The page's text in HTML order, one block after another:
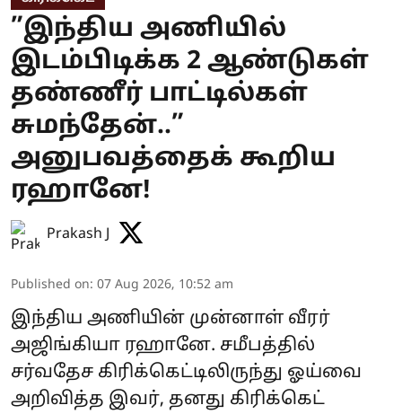
”இந்திய அணியில்
இடம்பிடிக்க 2 ஆண்டுகள்
தண்ணீர் பாட்டில்கள்
சுமந்தேன்..”
அனுபவத்தைக் கூறிய
ரஹானே!
Prakash J
Published on: 07 Aug 2026, 10:52 am
இந்திய அணியின் முன்னாள் வீரர்
அஜிங்கியா ரஹானே. சமீபத்தில்
சர்வதேச கிரிக்கெட்டிலிருந்து ஓய்வை
அறிவித்த இவர், தனது கிரிக்கெட்